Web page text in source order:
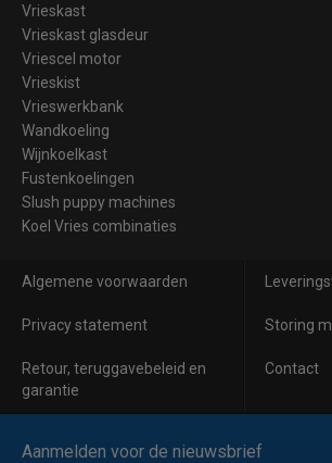
Vrieskast
Vrieskast glasdeur
Vriescel motor
Vrieskist
Vrieswerkbank
Wandkoeling
Wijnkoelkast
Fustenkoelingen
Slush puppy machines
Koel Vries combinaties
Algemene voorwaarden
Privacy statement Storing
Retour, teruggavebeleid en
garantie
Contact
Aanmelden voor de nieuwsbrief